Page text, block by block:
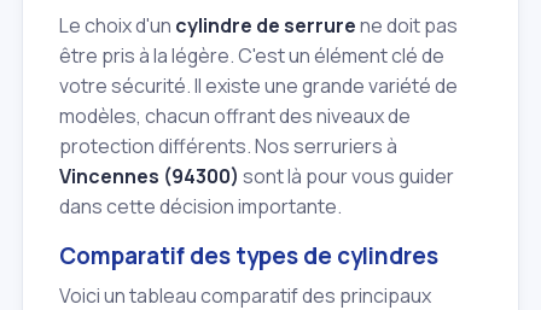
Le choix d'un cylindre de serrurene doit pas
être pris à la légère. C'est un élément clé de
votre sécurité. Il existe une grande variété de
modèles, chacun offrant des niveaux de
protection différents. Nos serruriers à
Vincennes (94300) sont là pour vous guider
dans cette décision importante.
Comparatif des types de cylindres
Voici un tableau comparatif des principaux